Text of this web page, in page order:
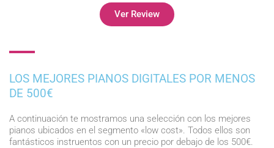
Ver Review
LOS MEJORES PIANOS DIGITALES POR MENOS
DE 500€
A continuación te mostramos una selección con los mejores
pianos ubicados en el segmento «low cost». Todos ellos son
fantásticos instruentos con un precio por debajo de los 500€.